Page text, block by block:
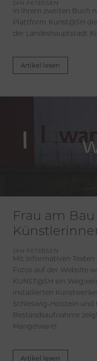
JAN PETERSEN
In ihrem zweiten Buch
Plattform Kunst@SH
der Landeshauptstadt
Artikel lesen
Frau am
JAN PETERSEN
Mit informativen
Fotos auf der Website
KUNST@SH ein
installierten
Schleswig-Holstein und
Bestandsaufnahme
Mangelware!
Artikel lesen